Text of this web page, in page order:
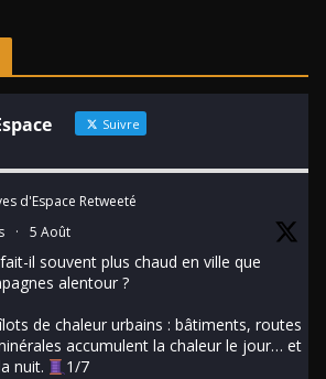
Suivre
d'Espace Retweeté
· 5 Août
il souvent plus chaud en ville que
alentour ?
de chaleur urbains : bâtiments, routes
accumulent la chaleur le jour… et
nuit.
1/7